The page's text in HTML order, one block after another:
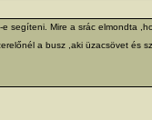
segíteni. Mire a srác elmondta
a busz ,aki üzacsövet és